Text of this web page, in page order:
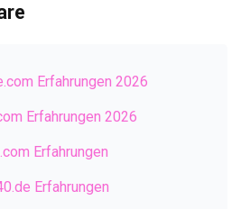
Erfahrungen 2026
Erfahrungen 2026
Erfahrungen
Erfahrungen